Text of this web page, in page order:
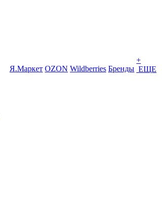
Я.Маркет OZON Wildberries Бренды
+
ЕЩЕ